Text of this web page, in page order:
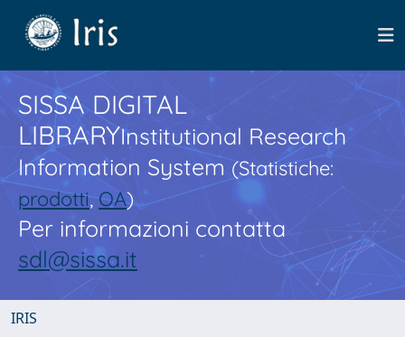
SISSA DIGITAL
LIBRARYInstitutional Research
Information System(Statistiche:
prodotti,OA)
Per informazioni contatta
sdl@sissa.it
IRIS